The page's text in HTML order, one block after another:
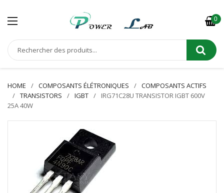
0
HOME COMPOSANTS ÉLÉTRONIQUES
COMPOSANTS ACTIFS
TRANSISTORS
IGBT
IRG71C28U TRANSISTOR IGBT 600V
25A 40W